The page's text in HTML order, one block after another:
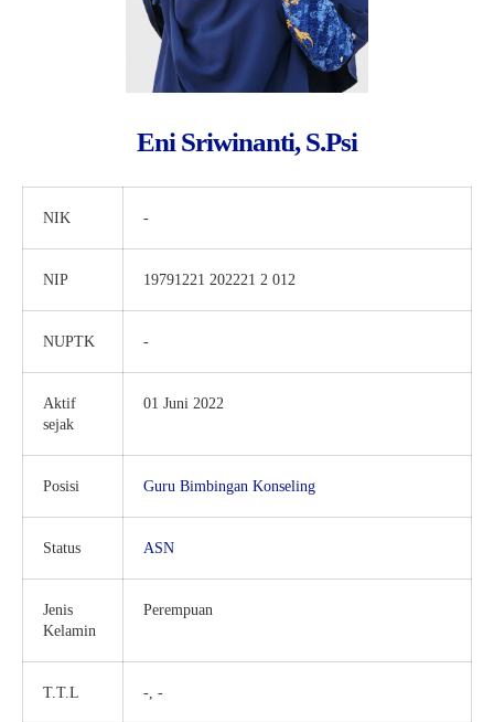
Eni Sriwinanti, S.Psi
NIK -
NIP 19791221 202221 2 012
NUPTK -
Aktif
sejak
01 Juni 2022
Posisi Guru Bimbingan Konseling
Status ASN
Jenis
Kelamin
Perempuan
T.T.L -, -